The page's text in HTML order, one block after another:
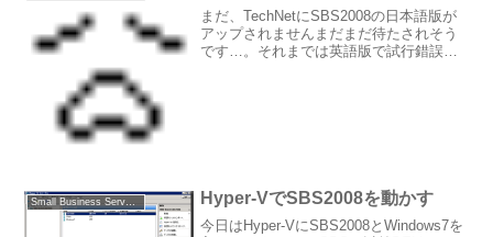
まだ、TechNetにSBS2008の日本語版が
アップされませんまだまだ待たされそう
です…。それまでは英語版で試行錯誤す
Hyper-VでSBS2008を動かす
今日はHyper-VにSBS2008とWindows7を